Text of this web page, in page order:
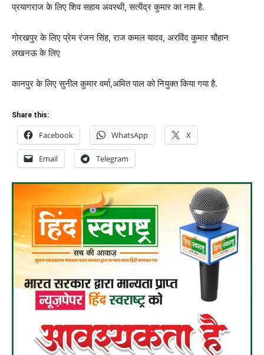
प्रयागराज के लिए शिव सहाय अवस्थी, सत्येंद्र कुमार का नाम है.
गोरखपुर के लिए प्रेम रंजन सिंह, राज कमल यादव, अरविंद कुमार चौहान
लखनऊ के लिए
कानपुर के लिए सुनील कुमार वर्मा,अमित पाल को नियुक्त किया गया है.
Share this:
Facebook WhatsApp X
Email Telegram